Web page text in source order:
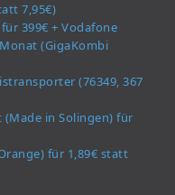
7,95€)
399€ + Vodafone
(GigaKombi
(76349, 367
(Made in Solingen) für
für 1,89€ statt